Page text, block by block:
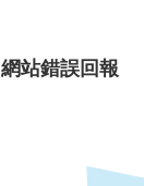
網站錯誤回報